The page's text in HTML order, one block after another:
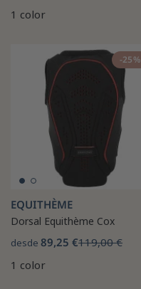
1 color
-25%
EQUITHÈME
Dorsal Equithème Cox
desde 89,25 €119,00 €
1 color